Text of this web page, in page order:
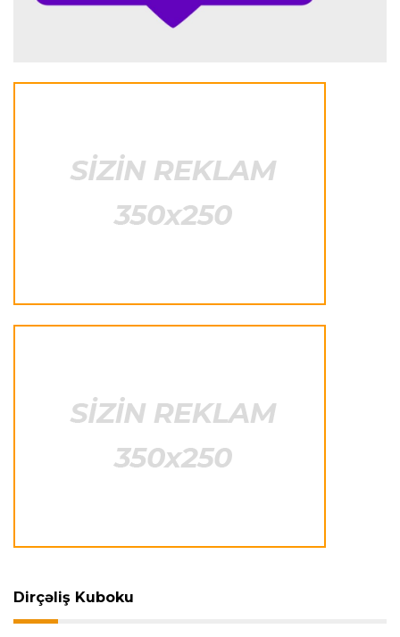
"Onun istedadı uşaq yaşlarından bəlli idi"
Lukaku ilə "Monako" arasında danışıqlar
Transfer 23:09 07.08.2026
hazırlaşır
Dirçəliş Kuboku